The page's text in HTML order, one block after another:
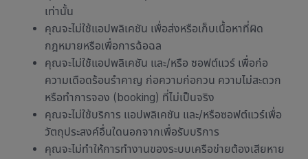
เท่านั้น
คุณจะไม่ใช้แอปพลิเคชัน เพื่อส่งหรือเก็บเนื้อหาที่ผิด
กฎหมายหรือเพื่อการฉ้อฉล
คุณจะไม่ใช้แอปพลิเคชัน และ/หรือ ซอฟต์แวร์ เพื่อก่อ
ความเดือดร้อนรำคาญ ก่อความก่อกวน ความไม่สะดวก
หรือทำการจอง (booking) ที่ไม่เป็นจริง
คุณจะไม่ใช้บริการ แอปพลิเคชัน และ/หรือซอฟต์แวร์เพื่อ
วัตถุประสงค์อื่นใดนอกจากเพื่อรับบริการ
คุณจะไม่ทำให้การทำงานของระบบเครือข่ายต้องเสียหาย